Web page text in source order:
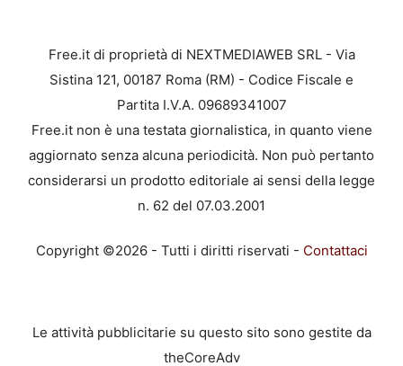
Free.it di proprietà di NEXTMEDIAWEB SRL - Via
Sistina 121, 00187 Roma (RM) - Codice Fiscale e
Partita I.V.A. 09689341007
Free.it non è una testata giornalistica, in quanto viene
aggiornato senza alcuna periodicità. Non può pertanto
considerarsi un prodotto editoriale ai sensi della legge
n. 62 del 07.03.2001
Copyright ©2026 - Tutti i diritti riservati - Contattaci
Le attività pubblicitarie su questo sito sono gestite da
theCoreAdv